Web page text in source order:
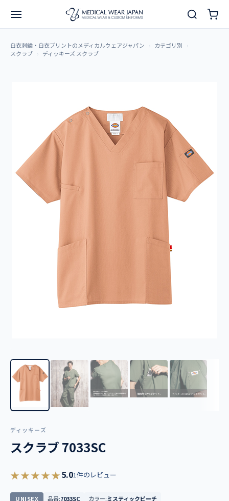
白衣刺繍・白衣プリントのメディカルウェアジャパン
カテゴリ別
スクラブ
ディッキーズ スクラブ
ディッキーズ
スクラブ 7033SC
★★★★★5.01件のレビュー
UNISEX 品番:7033SC カラー:ミスティックピーチ